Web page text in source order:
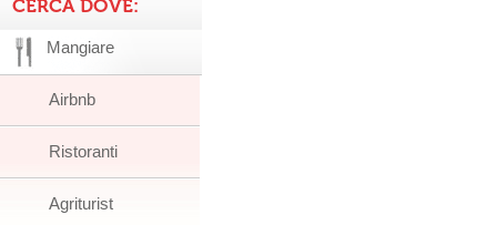
CERCA DOVE:
Mangiare
Airbnb
Ristoranti
Agriturist